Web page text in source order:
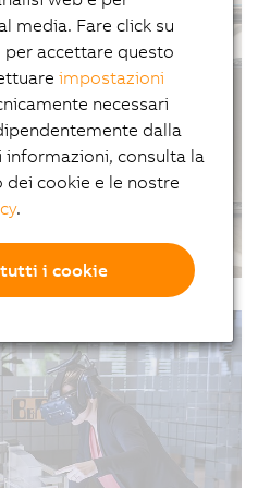
behavior into their
we've collected some
your viewing pleasure.
on demand
floor for industrial
media. Fare click su
accettare questo
impostazioni
necessari
dalla
informazioni, consulta la
cookie e le nostre
.
i cookie